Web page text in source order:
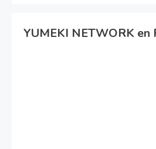
YUMEKI NETWORK en